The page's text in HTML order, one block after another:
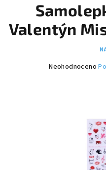
Valentýn
Průměrné
Neohodnoceno